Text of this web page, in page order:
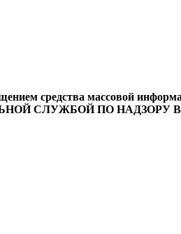
средства массовой
СЛУЖБОЙ ПО